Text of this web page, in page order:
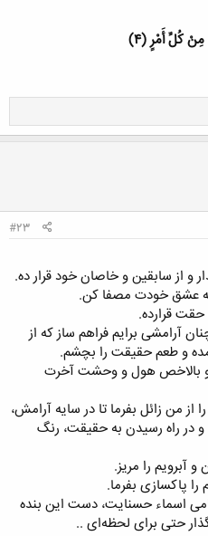
مِنْ کُلِّ أَمْرٍ (۴)
#23
از سابقین و خاصان خود قرار ده.
به عشق خودت مصفا كن.
حقت قرارده.
آرامشی برایم فراهم ساز كه از
و طعم حقیقت را بچشم.
و بالاخص هول و وحشت آخرت
از من زائل بفرما تا در سایه آرامش،
و در راه رسیدن به حقیقت، رنگ
آبرویم را مریز.
را پاكسازی بفرما.
اسماء حسنایت، دست این بنده
حتی برای لحظه‌ای ..